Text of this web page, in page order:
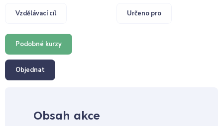
Vzdělávací cíl Určeno pro
Podobné kurzy
Objednat
Obsah akce